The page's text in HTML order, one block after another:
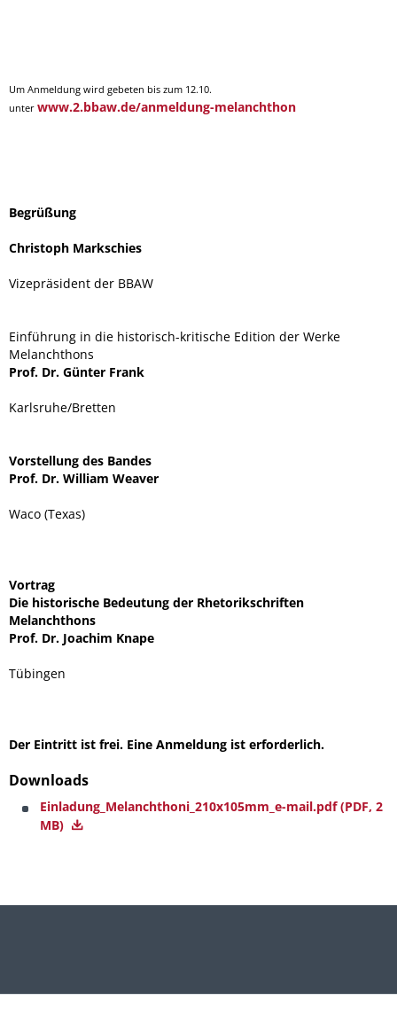
Um Anmeldung wird gebeten bis zum 12.10.
unter www.2.bbaw.de/anmeldung-melanchthon
Begrüßung
Christoph Markschies
Vizepräsident der BBAW
Einführung in die historisch-kritische Edition der Werke
Melanchthons
Prof. Dr. Günter Frank
Karlsruhe/Bretten
Vorstellung des Bandes
Prof. Dr. William Weaver
Waco (Texas)
Vortrag
Die historische Bedeutung der Rhetorikschriften
Melanchthons
Prof. Dr. Joachim Knape
Tübingen
Der Eintritt ist frei. Eine Anmeldung ist erforderlich.
Downloads
Einladung_Melanchthoni_210x105mm_e-mail.pdf(PDF, 2
MB)